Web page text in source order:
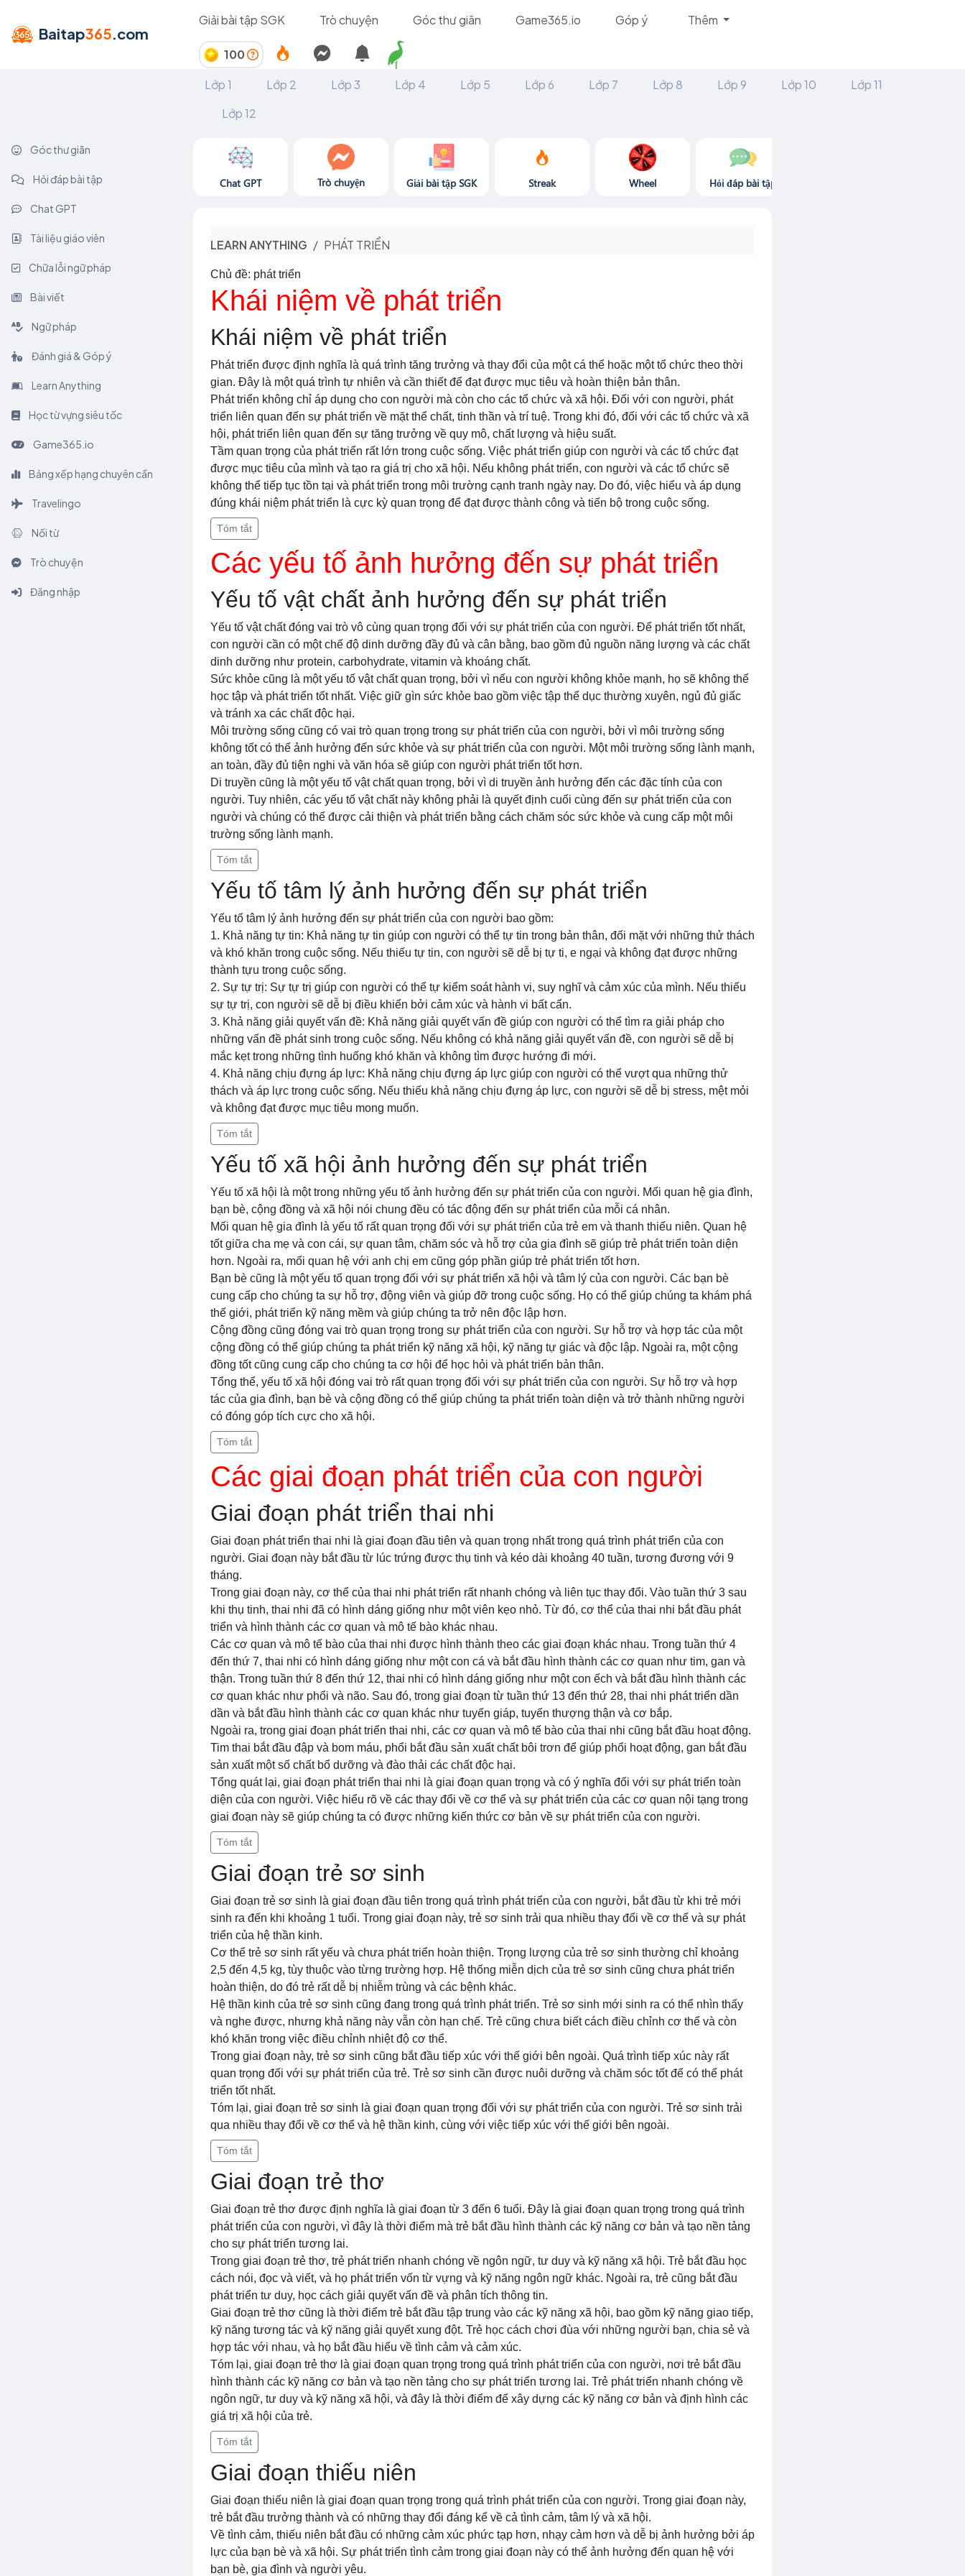
Baitap365.com
Giải bài tập SGK Trò chuyện Góc thư giãn Game365.io Góp ý Thêm
100
Lớp 1
Lớp 2 Lớp 3 Lớp 4 Lớp 5 Lớp 6 Lớp 7 Lớp 8 Lớp 9 Lớp 10
Lớp 11
Lớp 12
Góc thư giãn
Hỏi đáp bài tập
Chat GPT
Tài liệu giáo viên
Chữa lỗi ngữ pháp
Bài viết
Ngữ pháp
Đánh giá & Góp ý
Learn Anything
Học từ vựng siêu tốc
Game365.io
Bảng xếp hạng chuyên cần
Travelingo
Nối từ
Trò chuyện
Đăng nhập
Chat GPT Trò chuyện Giải bài tập SGK Streak Wheel Hỏi đáp bài tập
LEARN ANYTHING PHÁT TRIỂN
Chủ đề: phát triển
Khái niệm về phát triển
Khái niệm về phát triển
Phát triển được định nghĩa là quá trình tăng trưởng và thay đổi của một cá thể hoặc một tổ chức theo thời
gian. Đây là một quá trình tự nhiên và cần thiết để đạt được mục tiêu và hoàn thiện bản thân.
Phát triển không chỉ áp dụng cho con người mà còn cho các tổ chức và xã hội. Đối với con người, phát
triển liên quan đến sự phát triển về mặt thể chất, tinh thần và trí tuệ. Trong khi đó, đối với các tổ chức và xã
hội, phát triển liên quan đến sự tăng trưởng về quy mô, chất lượng và hiệu suất.
Tầm quan trọng của phát triển rất lớn trong cuộc sống. Việc phát triển giúp con người và các tổ chức đạt
được mục tiêu của mình và tạo ra giá trị cho xã hội. Nếu không phát triển, con người và các tổ chức sẽ
không thể tiếp tục tồn tại và phát triển trong môi trường cạnh tranh ngày nay. Do đó, việc hiểu và áp dụng
đúng khái niệm phát triển là cực kỳ quan trọng để đạt được thành công và tiến bộ trong cuộc sống.
Tóm tắt
Các yếu tố ảnh hưởng đến sự phát triển
Yếu tố vật chất ảnh hưởng đến sự phát triển
Yếu tố vật chất đóng vai trò vô cùng quan trọng đối với sự phát triển của con người. Để phát triển tốt nhất,
con người cần có một chế độ dinh dưỡng đầy đủ và cân bằng, bao gồm đủ nguồn năng lượng và các chất
dinh dưỡng như protein, carbohydrate, vitamin và khoáng chất.
Sức khỏe cũng là một yếu tố vật chất quan trọng, bởi vì nếu con người không khỏe mạnh, họ sẽ không thể
học tập và phát triển tốt nhất. Việc giữ gìn sức khỏe bao gồm việc tập thể dục thường xuyên, ngủ đủ giấc
và tránh xa các chất độc hại.
Môi trường sống cũng có vai trò quan trọng trong sự phát triển của con người, bởi vì môi trường sống
không tốt có thể ảnh hưởng đến sức khỏe và sự phát triển của con người. Một môi trường sống lành mạnh,
an toàn, đầy đủ tiện nghi và văn hóa sẽ giúp con người phát triển tốt hơn.
Di truyền cũng là một yếu tố vật chất quan trọng, bởi vì di truyền ảnh hưởng đến các đặc tính của con
người. Tuy nhiên, các yếu tố vật chất này không phải là quyết định cuối cùng đến sự phát triển của con
người và chúng có thể được cải thiện và phát triển bằng cách chăm sóc sức khỏe và cung cấp một môi
trường sống lành mạnh.
Tóm tắt
Yếu tố tâm lý ảnh hưởng đến sự phát triển
Yếu tố tâm lý ảnh hưởng đến sự phát triển của con người bao gồm:
1. Khả năng tự tin: Khả năng tự tin giúp con người có thể tự tin trong bản thân, đối mặt với những thử thách
và khó khăn trong cuộc sống. Nếu thiếu tự tin, con người sẽ dễ bị tự ti, e ngại và không đạt được những
thành tựu trong cuộc sống.
2. Sự tự trị: Sự tự trị giúp con người có thể tự kiểm soát hành vi, suy nghĩ và cảm xúc của mình. Nếu thiếu
sự tự trị, con người sẽ dễ bị điều khiển bởi cảm xúc và hành vi bất cẩn.
3. Khả năng giải quyết vấn đề: Khả năng giải quyết vấn đề giúp con người có thể tìm ra giải pháp cho
những vấn đề phát sinh trong cuộc sống. Nếu không có khả năng giải quyết vấn đề, con người sẽ dễ bị
mắc kẹt trong những tình huống khó khăn và không tìm được hướng đi mới.
4. Khả năng chịu đựng áp lực: Khả năng chịu đựng áp lực giúp con người có thể vượt qua những thử
thách và áp lực trong cuộc sống. Nếu thiếu khả năng chịu đựng áp lực, con người sẽ dễ bị stress, mệt mỏi
và không đạt được mục tiêu mong muốn.
Tóm tắt
Yếu tố xã hội ảnh hưởng đến sự phát triển
Yếu tố xã hội là một trong những yếu tố ảnh hưởng đến sự phát triển của con người. Mối quan hệ gia đình,
bạn bè, cộng đồng và xã hội nói chung đều có tác động đến sự phát triển của mỗi cá nhân.
Mối quan hệ gia đình là yếu tố rất quan trọng đối với sự phát triển của trẻ em và thanh thiếu niên. Quan hệ
tốt giữa cha mẹ và con cái, sự quan tâm, chăm sóc và hỗ trợ của gia đình sẽ giúp trẻ phát triển toàn diện
hơn. Ngoài ra, mối quan hệ với anh chị em cũng góp phần giúp trẻ phát triển tốt hơn.
Bạn bè cũng là một yếu tố quan trọng đối với sự phát triển xã hội và tâm lý của con người. Các bạn bè
cung cấp cho chúng ta sự hỗ trợ, động viên và giúp đỡ trong cuộc sống. Họ có thể giúp chúng ta khám phá
thế giới, phát triển kỹ năng mềm và giúp chúng ta trở nên độc lập hơn.
Cộng đồng cũng đóng vai trò quan trọng trong sự phát triển của con người. Sự hỗ trợ và hợp tác của một
cộng đồng có thể giúp chúng ta phát triển kỹ năng xã hội, kỹ năng tự giác và độc lập. Ngoài ra, một cộng
đồng tốt cũng cung cấp cho chúng ta cơ hội để học hỏi và phát triển bản thân.
Tổng thể, yếu tố xã hội đóng vai trò rất quan trọng đối với sự phát triển của con người. Sự hỗ trợ và hợp
tác của gia đình, bạn bè và cộng đồng có thể giúp chúng ta phát triển toàn diện và trở thành những người
có đóng góp tích cực cho xã hội.
Tóm tắt
Các giai đoạn phát triển của con người
Giai đoạn phát triển thai nhi
Giai đoạn phát triển thai nhi là giai đoạn đầu tiên và quan trọng nhất trong quá trình phát triển của con
người. Giai đoạn này bắt đầu từ lúc trứng được thụ tinh và kéo dài khoảng 40 tuần, tương đương với 9
tháng.
Trong giai đoạn này, cơ thể của thai nhi phát triển rất nhanh chóng và liên tục thay đổi. Vào tuần thứ 3 sau
khi thụ tinh, thai nhi đã có hình dáng giống như một viên kẹo nhỏ. Từ đó, cơ thể của thai nhi bắt đầu phát
triển và hình thành các cơ quan và mô tế bào khác nhau.
Các cơ quan và mô tế bào của thai nhi được hình thành theo các giai đoạn khác nhau. Trong tuần thứ 4
đến thứ 7, thai nhi có hình dáng giống như một con cá và bắt đầu hình thành các cơ quan như tim, gan và
thận. Trong tuần thứ 8 đến thứ 12, thai nhi có hình dáng giống như một con ếch và bắt đầu hình thành các
cơ quan khác như phổi và não. Sau đó, trong giai đoạn từ tuần thứ 13 đến thứ 28, thai nhi phát triển dần
dần và bắt đầu hình thành các cơ quan khác như tuyến giáp, tuyến thượng thận và cơ bắp.
Ngoài ra, trong giai đoạn phát triển thai nhi, các cơ quan và mô tế bào của thai nhi cũng bắt đầu hoạt động.
Tim thai bắt đầu đập và bom máu, phổi bắt đầu sản xuất chất bôi trơn để giúp phổi hoạt động, gan bắt đầu
sản xuất một số chất bổ dưỡng và đào thải các chất độc hại.
Tổng quát lại, giai đoạn phát triển thai nhi là giai đoạn quan trọng và có ý nghĩa đối với sự phát triển toàn
diện của con người. Việc hiểu rõ về các thay đổi về cơ thể và sự phát triển của các cơ quan nội tạng trong
giai đoạn này sẽ giúp chúng ta có được những kiến thức cơ bản về sự phát triển của con người.
Tóm tắt
Giai đoạn trẻ sơ sinh
Giai đoạn trẻ sơ sinh là giai đoạn đầu tiên trong quá trình phát triển của con người, bắt đầu từ khi trẻ mới
sinh ra đến khi khoảng 1 tuổi. Trong giai đoạn này, trẻ sơ sinh trải qua nhiều thay đổi về cơ thể và sự phát
triển của hệ thần kinh.
Cơ thể trẻ sơ sinh rất yếu và chưa phát triển hoàn thiện. Trọng lượng của trẻ sơ sinh thường chỉ khoảng
2,5 đến 4,5 kg, tùy thuộc vào từng trường hợp. Hệ thống miễn dịch của trẻ sơ sinh cũng chưa phát triển
hoàn thiện, do đó trẻ rất dễ bị nhiễm trùng và các bệnh khác.
Hệ thần kinh của trẻ sơ sinh cũng đang trong quá trình phát triển. Trẻ sơ sinh mới sinh ra có thể nhìn thấy
và nghe được, nhưng khả năng này vẫn còn hạn chế. Trẻ cũng chưa biết cách điều chỉnh cơ thể và còn
khó khăn trong việc điều chỉnh nhiệt độ cơ thể.
Trong giai đoạn này, trẻ sơ sinh cũng bắt đầu tiếp xúc với thế giới bên ngoài. Quá trình tiếp xúc này rất
quan trọng đối với sự phát triển của trẻ. Trẻ sơ sinh cần được nuôi dưỡng và chăm sóc tốt để có thể phát
triển tốt nhất.
Tóm lại, giai đoạn trẻ sơ sinh là giai đoạn quan trọng đối với sự phát triển của con người. Trẻ sơ sinh trải
qua nhiều thay đổi về cơ thể và hệ thần kinh, cùng với việc tiếp xúc với thế giới bên ngoài.
Tóm tắt
Giai đoạn trẻ thơ
Giai đoạn trẻ thơ được định nghĩa là giai đoạn từ 3 đến 6 tuổi. Đây là giai đoạn quan trọng trong quá trình
phát triển của con người, vì đây là thời điểm mà trẻ bắt đầu hình thành các kỹ năng cơ bản và tạo nền tảng
cho sự phát triển tương lai.
Trong giai đoạn trẻ thơ, trẻ phát triển nhanh chóng về ngôn ngữ, tư duy và kỹ năng xã hội. Trẻ bắt đầu học
cách nói, đọc và viết, và họ phát triển vốn từ vựng và kỹ năng ngôn ngữ khác. Ngoài ra, trẻ cũng bắt đầu
phát triển tư duy, học cách giải quyết vấn đề và phân tích thông tin.
Giai đoạn trẻ thơ cũng là thời điểm trẻ bắt đầu tập trung vào các kỹ năng xã hội, bao gồm kỹ năng giao tiếp,
kỹ năng tương tác và kỹ năng giải quyết xung đột. Trẻ học cách chơi đùa với những người bạn, chia sẻ và
hợp tác với nhau, và họ bắt đầu hiểu về tình cảm và cảm xúc.
Tóm lại, giai đoạn trẻ thơ là giai đoạn quan trọng trong quá trình phát triển của con người, nơi trẻ bắt đầu
hình thành các kỹ năng cơ bản và tạo nền tảng cho sự phát triển tương lai. Trẻ phát triển nhanh chóng về
ngôn ngữ, tư duy và kỹ năng xã hội, và đây là thời điểm để xây dựng các kỹ năng cơ bản và định hình các
giá trị xã hội của trẻ.
Tóm tắt
Giai đoạn thiếu niên
Giai đoạn thiếu niên là giai đoạn quan trọng trong quá trình phát triển của con người. Trong giai đoạn này,
trẻ bắt đầu trưởng thành và có những thay đổi đáng kể về cả tình cảm, tâm lý và xã hội.
Về tình cảm, thiếu niên bắt đầu có những cảm xúc phức tạp hơn, nhạy cảm hơn và dễ bị ảnh hưởng bởi áp
lực của bạn bè và xã hội. Sự phát triển tình cảm trong giai đoạn này có thể ảnh hưởng đến quan hệ với
bạn bè, gia đình và người yêu.